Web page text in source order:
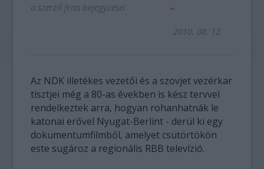
a szerző friss bejegyzései
2010. 08. 12.
Az NDK illetékes vezetői és a szovjet vezérkar
tisztjei még a 80-as években is kész tervvel
rendelkeztek arra, hogyan rohanhatnák le
katonai erővel Nyugat-Berlint - derül ki egy
dokumentumfilmből, amelyet csütörtökön
este sugároz a regionális RBB televízió.